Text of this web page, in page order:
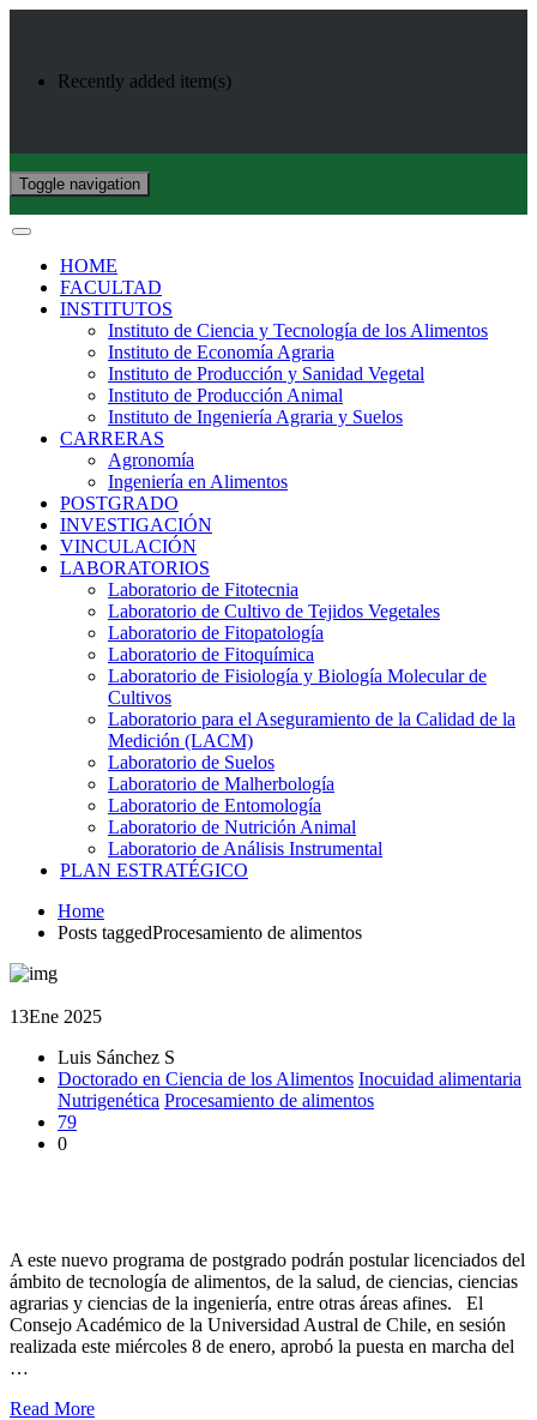
Recently added item(s)
Toggle navigation
HOME
FACULTAD
INSTITUTOS
Instituto de Ciencia y Tecnología de los Alimentos
Instituto de Economía Agraria
Instituto de Producción y Sanidad Vegetal
Instituto de Producción Animal
Instituto de Ingeniería Agraria y Suelos
CARRERAS
Agronomía
Ingeniería en Alimentos
POSTGRADO
INVESTIGACIÓN
VINCULACIÓN
LABORATORIOS
Laboratorio de Fitotecnia
Laboratorio de Cultivo de Tejidos Vegetales
Laboratorio de Fitopatología
Laboratorio de Fitoquímica
Laboratorio de Fisiología y Biología Molecular de
Cultivos
Laboratorio para el Aseguramiento de la Calidad de la
Medición (LACM)
Laboratorio de Suelos
Laboratorio de Malherbología
Laboratorio de Entomología
Laboratorio de Nutrición Animal
Laboratorio de Análisis Instrumental
PLAN ESTRATÉGICO
Home
Posts taggedProcesamiento de alimentos
13Ene 2025
Luis Sánchez S
Doctorado en Ciencia de los Alimentos Inocuidad alimentaria
Nutrigenética Procesamiento de alimentos
79
0
A este nuevo programa de postgrado podrán postular licenciados del
ámbito de tecnología de alimentos, de la salud, de ciencias, ciencias
agrarias y ciencias de la ingeniería, entre otras áreas afines. El
Consejo Académico de la Universidad Austral de Chile, en sesión
realizada este miércoles 8 de enero, aprobó la puesta en marcha del
…
Read More